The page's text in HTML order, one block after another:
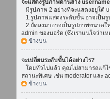
จะแสดงรูปภาพด้านล่าง username
มีรูปภาพ 2 อย่างที่จะแสดงอยู่ใต้
1.รูปภาพแสดงระดับขั้น อาจเป็น
2.ถัดลงมาอาจเป็นรูปภาพขนาดใ
admin ของบอร์ด (ซึ่งเราแน่ใจว่าเ
ข้างบน
จะเปลี่ยนระดับขั้นได้อย่างไร?
โดยทั่วไปแล้ว คุณไม่สามารถแก้
สถานะพิเศษ เช่น moderator และ
ข้างบน